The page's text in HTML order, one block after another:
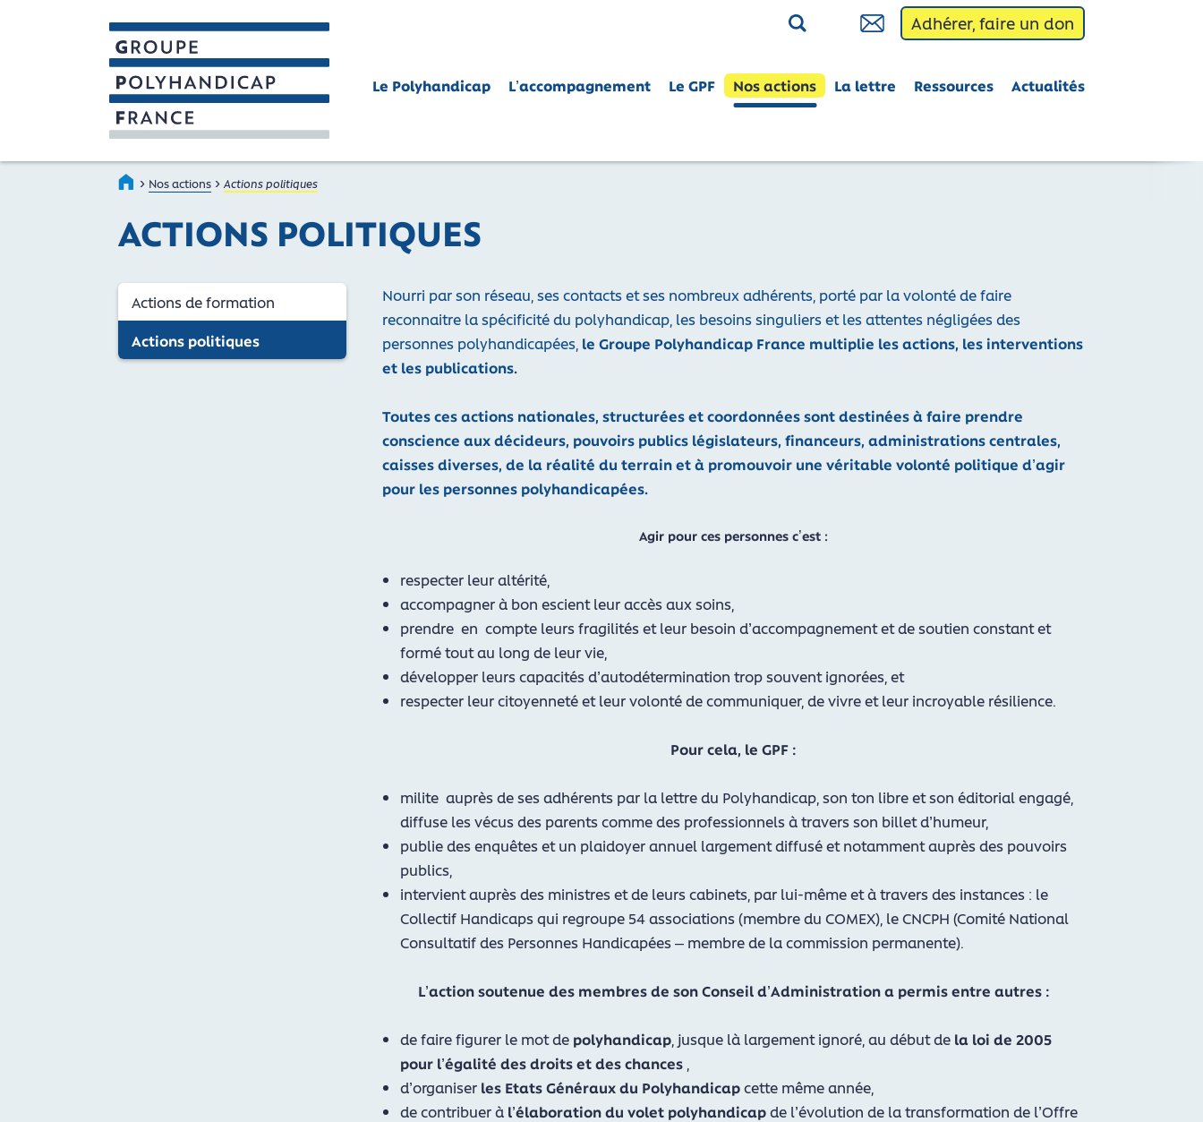
Contact
Adhérer, faire un don
Activation du contraste élevé
Le Polyhandicap L’accompagnement Le GPF
Nos actions
- Actif
La lettre Ressources Actualités
Accueil
› Nos actions › Actions politiques
ACTIONS POLITIQUES
Actions de formation
Actions politiques
- Actif
Nourri par son réseau, ses contacts et ses nombreux adhérents, porté par la volonté de faire
reconnaitre la spécificité du polyhandicap, les besoins singuliers et les attentes négligées des
personnes polyhandicapées, le Groupe Polyhandicap France multiplie les actions, les interventions
et les publications.
Toutes ces actions nationales, structurées et coordonnées sont destinées à faire prendre
conscience aux décideurs, pouvoirs publics législateurs, financeurs, administrations centrales,
caisses diverses, de la réalité du terrain et à promouvoir une véritable volonté politique d’agir
pour les personnes polyhandicapées.
Agir pour ces personnes c’est :
respecter leur altérité,
accompagner à bon escient leur accès aux soins,
prendre en compte leurs fragilités et leur besoin d’accompagnement et de soutien constant et
formé tout au long de leur vie,
développer leurs capacités d’autodétermination trop souvent ignorées, et
respecter leur citoyenneté et leur volonté de communiquer, de vivre et leur incroyable résilience.
Pour cela, le GPF :
milite auprès de ses adhérents par la lettre du Polyhandicap, son ton libre et son éditorial engagé,
diffuse les vécus des parents comme des professionnels à travers son billet d’humeur,
publie des enquêtes et un plaidoyer annuel largement diffusé et notamment auprès des pouvoirs
publics,
intervient auprès des ministres et de leurs cabinets, par lui-même et à travers des instances : le
Collectif Handicaps qui regroupe 54 associations (membre du COMEX), le CNCPH (Comité National
Consultatif des Personnes Handicapées – membre de la commission permanente).
L’action soutenue des membres de son Conseil d’Administration a permis entre autres :
de faire figurer le mot de polyhandicap , jusque là largement ignoré, au début de la loi de 2005
pour l’égalité des droits et des chances
d’organiser les Etats Généraux du Polyhandicapcette même année,
de contribuer à l’élaboration du volet polyhandicapde l’évolution de la transformation de l’Offre